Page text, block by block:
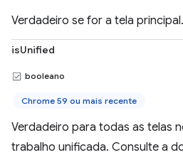
Verdadeiro se for a tela principal.
isUnified
booleano
Chrome 59 ou mais recente
Verdadeiro para todas as telas
trabalho unificada. Consulte a